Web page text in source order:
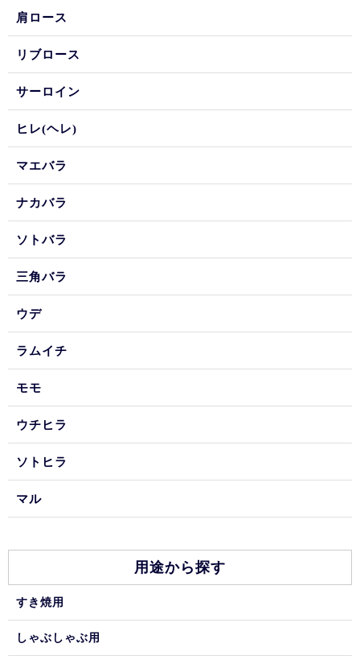
肩ロース
リブロース
サーロイン
ヒレ(ヘレ)
マエバラ
ナカバラ
ソトバラ
三角バラ
ウデ
ラムイチ
モモ
ウチヒラ
ソトヒラ
マル
用途から探す
すき焼用
しゃぶしゃぶ用